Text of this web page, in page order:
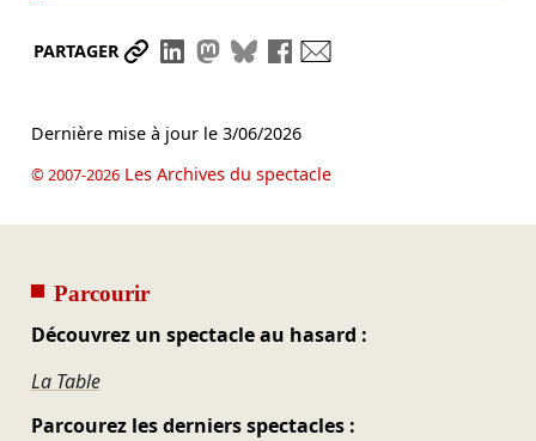
PARTAGER Partager le lien
Partager sur LinkedIn
Partager sur Mastodon
Partager sur Bluesky
Partager sur Facebook
Dernière mise à jour le 3/06/2026
© 2007-2026Les Archives du spectacle
Parcourir
Découvrez un spectacle au hasard :
La Table
Parcourez les derniers spectacles :